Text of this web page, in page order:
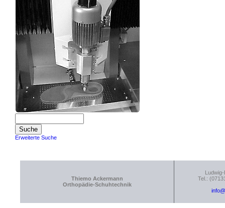
Erweiterte Suche
Thiemo Ackermann
Orthopädie-Schuhtechnik
Tel.: